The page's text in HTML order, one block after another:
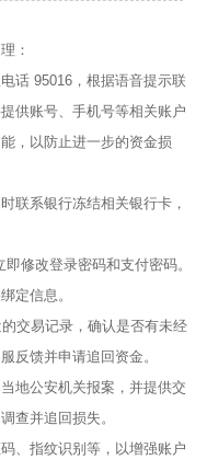
：
话 95016，根据语音提示联
供账号、手机号等相关账户
，以防止进一步的资金损
联系银行冻结相关银行卡，
修改登录密码和支付密码。
定信息。
交易记录，确认是否有未经
反馈并申请追回资金。
地公安机关报案，并提供交
查并追回损失。
、指纹识别等，以增强账户